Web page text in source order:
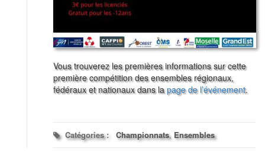
Vous trouverez les premières informations sur cette
première compétition des ensembles régionaux,
fédéraux et nationaux dans lapage de l’événement.
Catégories : Championnats, Ensembles